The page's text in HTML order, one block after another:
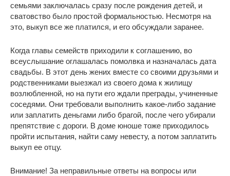
семьями заключалась сразу после рождения детей, и
сватовство было простой формальностью. Несмотря на
это, выкуп все же платился, и его обсуждали заранее.
Когда главы семейств приходили к соглашению, во
всеуслышание оглашалась помолвка и назначалась дата
свадьбы. В этот день жених вместе со своими друзьями и
родственниками выезжал из своего дома к жилищу
возлюбленной, но на пути его ждали преграды, учиненные
соседями. Они требовали выполнить какое-либо задание
или заплатить деньгами либо брагой, после чего убирали
препятствие с дороги. В доме юноше тоже приходилось
пройти испытания, найти саму невесту, а потом заплатить
выкуп ее отцу.
Внимание! За неправильные ответы на вопросы или